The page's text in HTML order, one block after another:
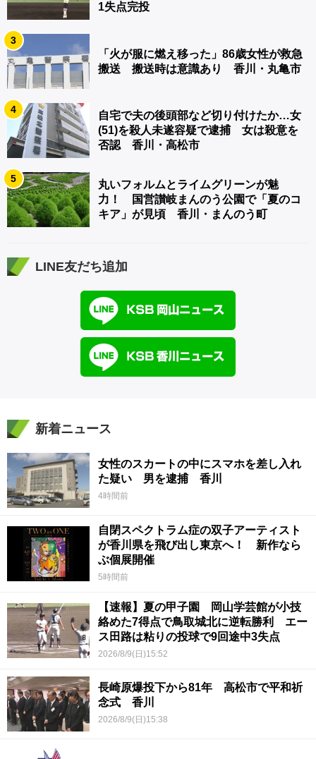
1失点完投
3
「火が服に燃え移った」86歳女性が救急
搬送 搬送時は意識あり 香川・丸亀市
4
自宅で夫の後頭部など切り付けたか…女
(51)を殺人未遂容疑で逮捕 女は殺意を
否認 香川・高松市
5
丸いフォルムとライムグリーンが魅
力！ 国営讃岐まんのう公園で「夏のコ
キア」が見頃 香川・まんのう町
LINE友だち追加
新着ニュース
女性のスカートの中にスマホを差し入れ
た疑い 男を逮捕 香川
4時間前
自閉スペクトラム症の双子アーティスト
が香川県を飛び出し東京へ！ 新作なら
ぶ個展開催
5時間前
【速報】夏の甲子園 岡山学芸館が小技
絡めた7得点で鳥取城北に逆転勝利 エー
ス田路は粘りの投球で9回途中3失点
2026/8/9(日)15:52
長崎原爆投下から81年 高松市で平和祈
念式 香川
2026/8/9(日)15:38